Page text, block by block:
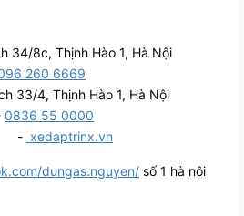
34/8c, Thịnh Hào 1, Hà Nội
260 6669
33/4, Thịnh Hào 1, Hà Nội
0836 55 0000
- xedaptrinx.vn
dungas.nguyen/ số 1 hà nôi